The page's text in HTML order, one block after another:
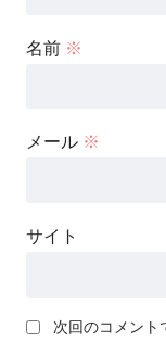
名前 ※
メール ※
サイト
次回のコメント